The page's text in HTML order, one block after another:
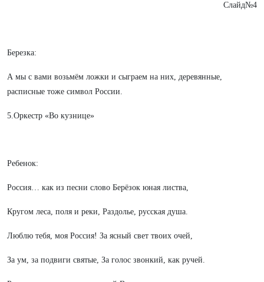
Слайд№4
Березка:
А мы с вами возьмём ложки и сыграем на них, деревянные,
расписные тоже символ России.
5.Оркестр «Во кузнице»
Ребенок:
Россия… как из песни слово Берёзок юная листва,
Кругом леса, поля и реки, Раздолье, русская душа.
Люблю тебя, моя Россия! За ясный свет твоих очей,
За ум, за подвиги святые, За голос звонкий, как ручей.